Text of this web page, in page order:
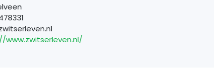
www.zwitserleven.nl/